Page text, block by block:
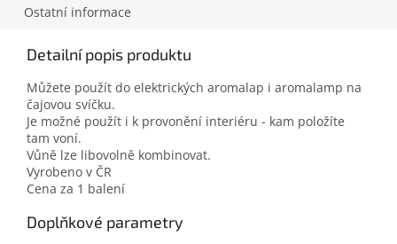
Ostatní informace
Detailní popis produktu
Můžete použít do elektrických aromalap i aromalamp na
čajovou svíčku.
Je možné použít i k provonění interiéru - kam položíte
tam voní.
Vůně lze libovolně kombinovat.
Vyrobeno v ČR
Cena za 1 balení
Doplňkové parametry